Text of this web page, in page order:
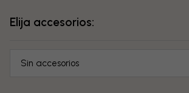
Elija accesorios:
Sin accesorios